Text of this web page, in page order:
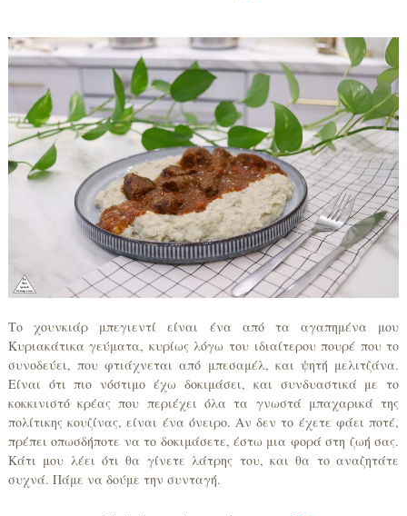
Το χουνκιάρ μπεγιεντί είναι ένα από τα αγαπημένα μου
Κυριακάτικα γεύματα, κυρίως λόγω του ιδιαίτερου πουρέ που το
συνοδεύει, που φτιάχνεται από μπεσαμέλ, και ψητή μελιτζάνα.
Είναι ότι πιο νόστιμο έχω δοκιμάσει, και συνδυαστικά με το
κοκκινιστό κρέας που περιέχει όλα τα γνωστά μπαχαρικά της
πολίτικης κουζίνας, είναι ένα όνειρο. Αν δεν το έχετε φάει ποτέ,
πρέπει οπωσδήποτε να το δοκιμάσετε, έστω μια φορά στη ζωή σας.
Κάτι μου λέει ότι θα γίνετε λάτρης του, και θα το αναζητάτε
συχνά. Πάμε να δούμε την συνταγή.